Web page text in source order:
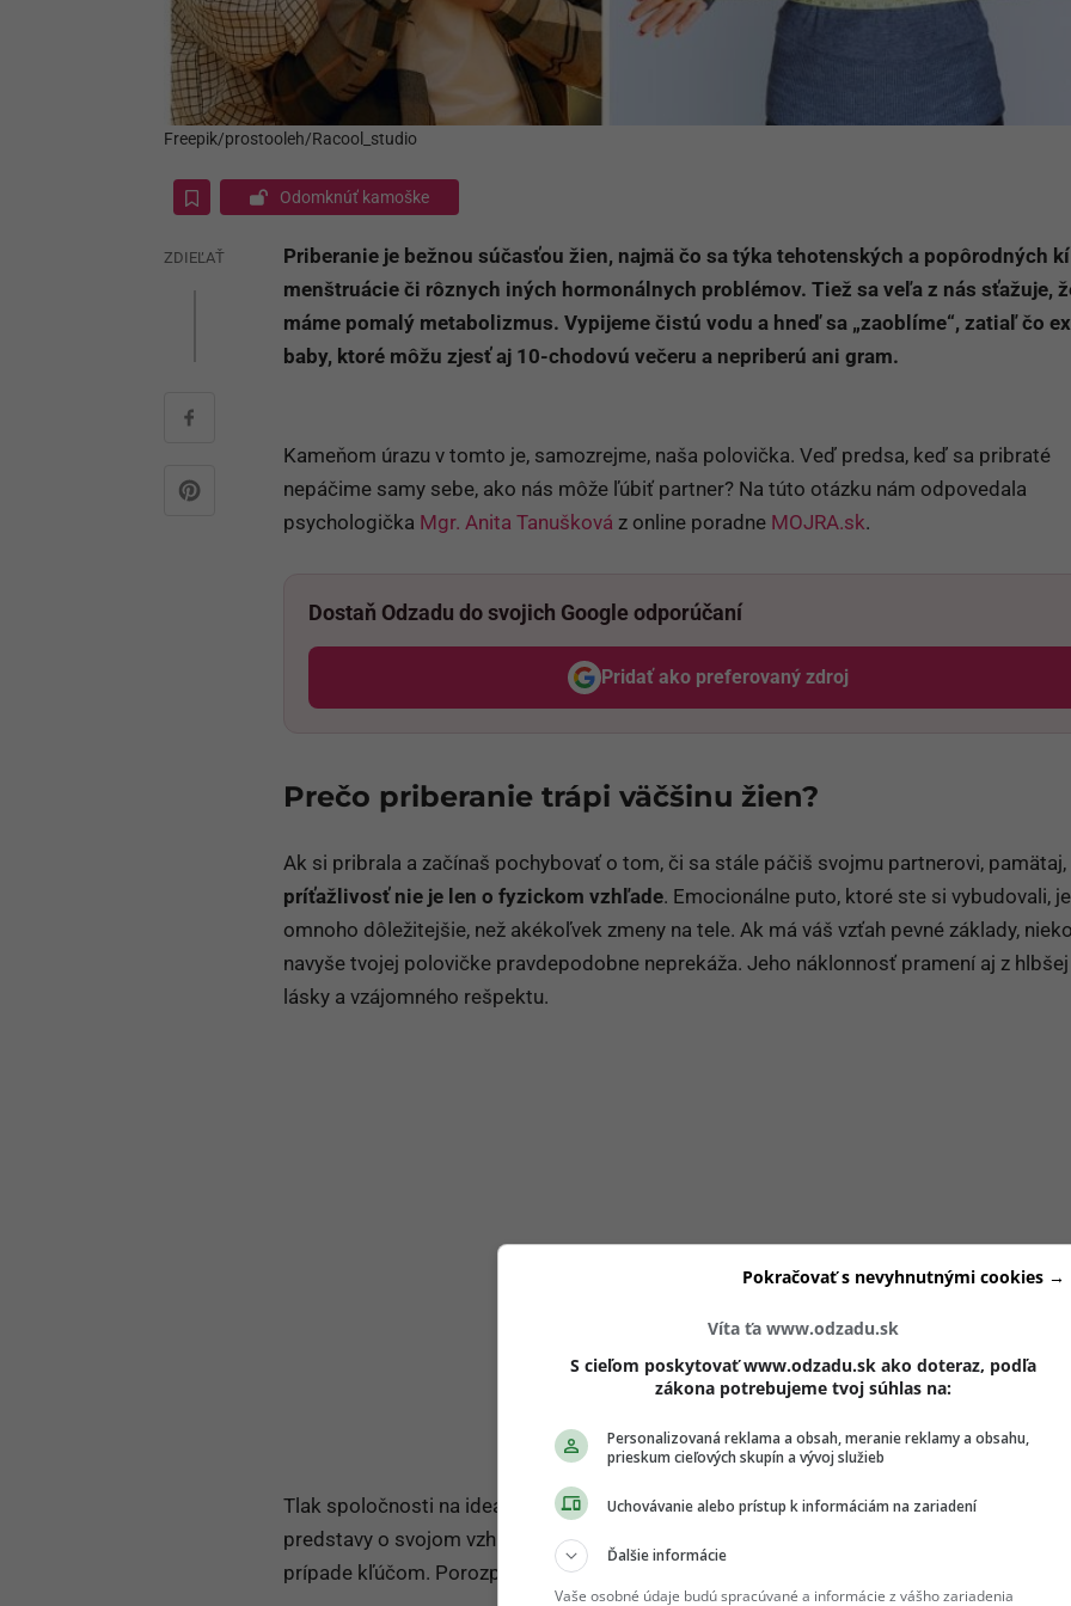
Freepik/prostooleh/Racool_studio
Odomknúť kamoške
ZDIEĽAŤ
Priberanie je bežnou súčasťou žien, najmä čo sa týka tehotenských a popôrodných
menštruácie či rôznych iných hormonálnych problémov. Tiež sa veľa z nás sťažuje,
máme pomalý metabolizmus. Vypijeme čistú vodu a hneď sa „zaoblíme“, zatiaľ čo
baby, ktoré môžu zjesť aj 10-chodovú večeru a nepriberú ani gram.
Kameňom úrazu v tomto je, samozrejme, naša polovička. Veď predsa, keď sa pribraté
nepáčime samy sebe, ako nás môže ľúbiť partner? Na túto otázku nám odpovedala
psychologička Mgr. Anita Tanušková z online poradne MOJRA.sk.
Dostaň Odzadu do svojich Google odporúčaní
Pridať ako preferovaný zdroj
Odzadu, odkaz sa otvorí v novom okne
Prečo priberanie trápi väčšinu žien?
Ak si pribrala a začínaš pochybovať o tom, či sa stále páčiš svojmu partnerovi, pamätaj,
príťažlivosť nie je len o fyzickom vzhľade. Emocionálne puto, ktoré ste si vybudovali,
omnoho dôležitejšie, než akékoľvek zmeny na tele. Ak má váš vzťah pevné základy,
navyše tvojej polovičke pravdepodobne neprekáža. Jeho náklonnosť pramení aj z hlbšej
lásky a vzájomného rešpektu.
Tlak spoločnosti na ideálnu postavu však môže viesť k tomu, že si sama vytváraš
Víta ťa www.odzadu.sk
S cieľom poskytovať www.odzadu.sk ako doteraz, podľa
zákona potrebujeme tvoj súhlas na:
Personalizovaná reklama a obsah, meranie reklamy a obsahu,
prieskum cieľových skupín a vývoj služieb
Uchovávanie alebo prístup k informáciám na zariadení
Ďalšie informácie
Vaše osobné údaje budú spracúvané a informácie z vášho zariadenia
Pokračovať s nevyhnutnými cookies →